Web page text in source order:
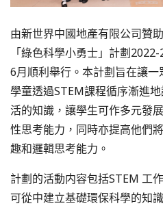
由新世界中國地產有限公司贊
「綠色科學小勇士」計劃
6月順利舉行。本計劃旨在讓
學童透過STEM課程循序漸進
活的知識，讓學生可作多元發
性思考能力，同時亦提高他們
趣和邏輯思考能力。
計劃的活動内容包括STEM 工
可從中建立基礎環保科學的知